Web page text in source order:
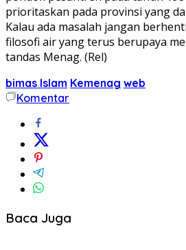
prioritaskan pada provinsi yang
Kalau ada masalah jangan
filosofi air yang terus berupaya
tandas Menag. (Rel)
bimas Islam Kemenag web
Komentar
Baca Juga